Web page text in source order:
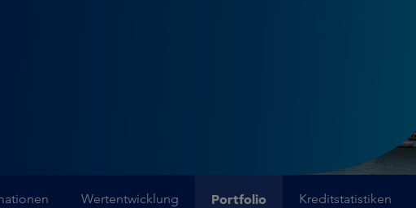
Wertentwicklung Portfolio Kreditstatistiken